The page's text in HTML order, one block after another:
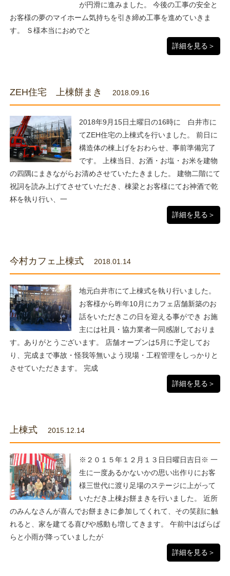
が円滑に進みました。 今後の工事の安全と
お客様の夢のマイホーム気持ちを引き締め工事を進めていきま
す。 Ｓ様本当におめでと
詳細を見る＞
ZEH住宅 上棟餅まき 2018.09.16
2018年9月15日土曜日の16時に 白井市に
てZEH住宅の上棟式を行いました。 前日に
構造体の棟上げをおわらせ、事前準備完了
です。 上棟当日、お酒・お塩・お米を建物
の四隅にまきながらお清めさせていたたきました。 建物二階にて
祝詞を読み上げてさせていただき、棟梁とお客様にてお神酒で乾
杯を執り行い、一
詳細を見る＞
今村カフェ上棟式 2018.01.14
地元白井市にて上棟式を執り行いました。
お客様から昨年10月にカフェ店舗新築のお
話をいただきこの日を迎える事ができ お施
主には社員・協力業者一同感謝しておりま
す。ありがとうございます。 店舗オープンは5月に予定してお
り、完成まで事故・怪我等無いよう現場・工程管理をしっかりと
させていただきます。 完成
詳細を見る＞
上棟式 2015.12.14
※２０１５年１２月１３日日曜日吉日※ 一
生に一度あるかないかの思い出作りにお客
様三世代に渡り足場のステージに上がって
いただき上棟お餅まきを行いました。 近所
のみんなさんが喜んでお餅まきに参加してくれて、その笑顔に触
れると、家を建てる喜びや感動も増してきます。 午前中はぱらぱ
らと小雨が降っていましたが
詳細を見る＞